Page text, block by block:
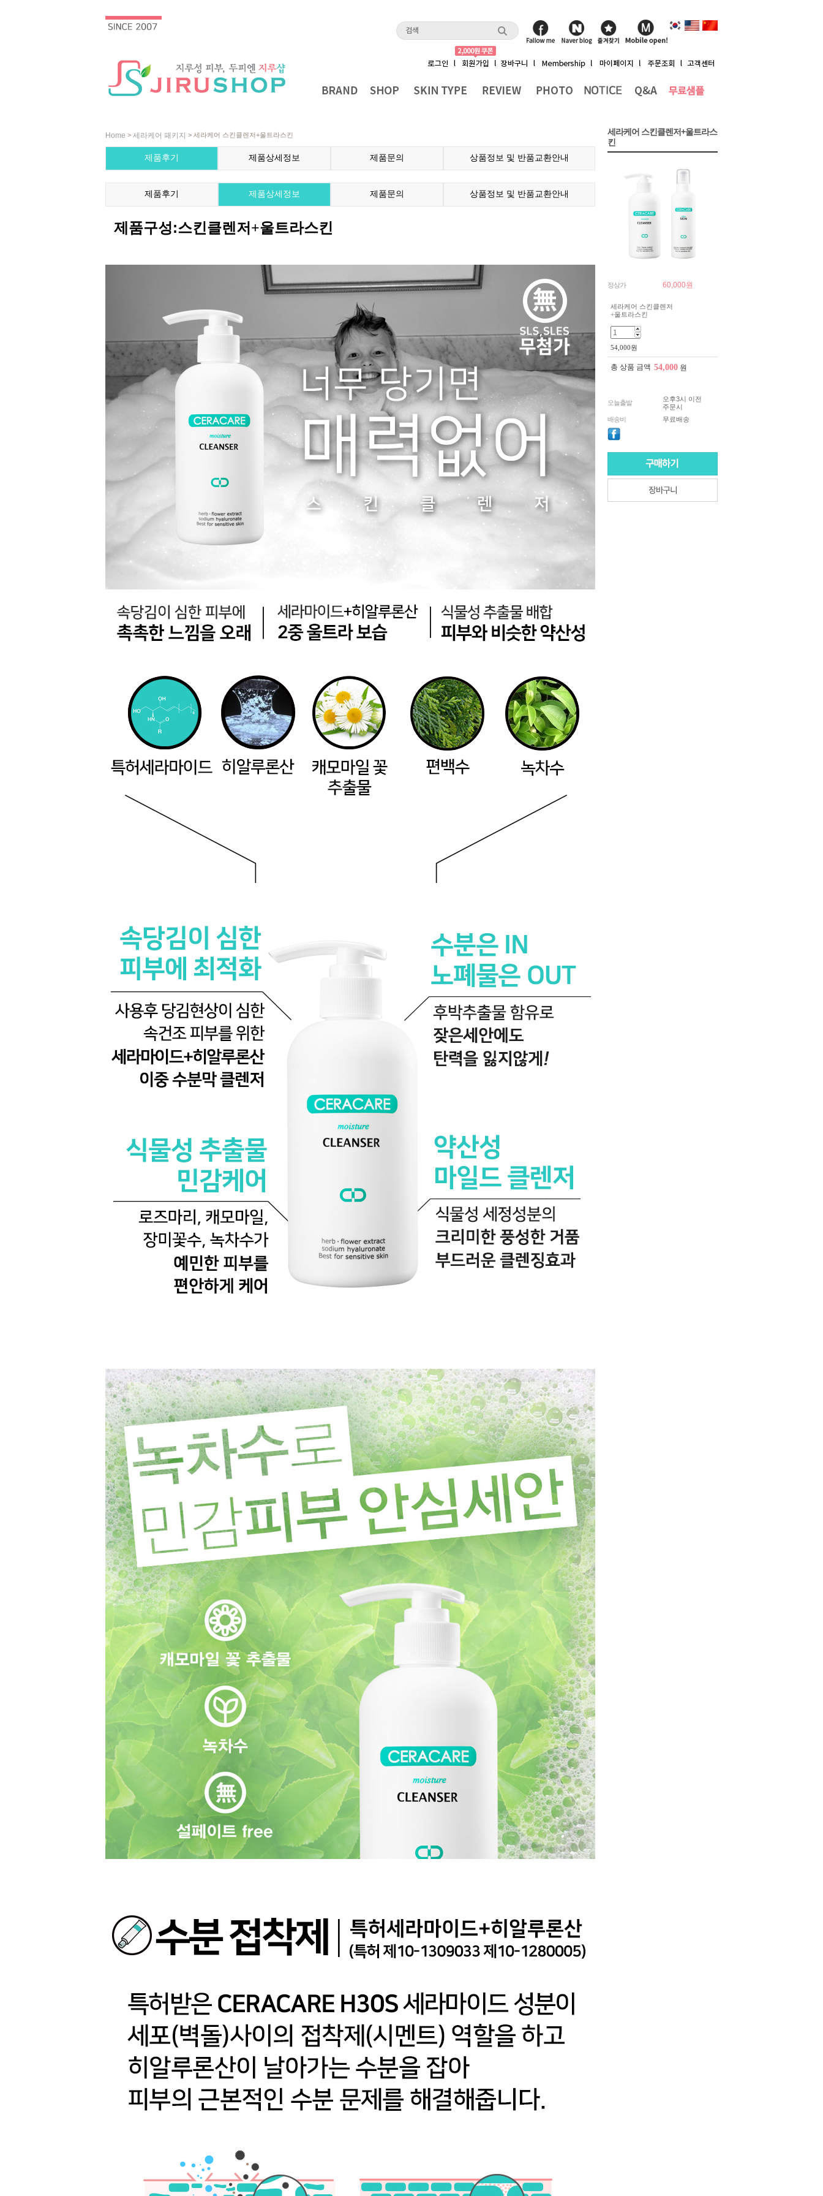
Home > 세라케어 패키지 > 세라케어 스킨클렌저+울트라스킨
제품후기 제품상세정보 제품문의 상품정보 및 반품교환안내
제품후기 제품상세정보 제품문의 상품정보 및 반품교환안내
제품구성:스킨클렌저+울트라스킨
세라케어 스킨클렌저+울트라스
킨
정상가 60,000원
세라케어 스킨클렌저
+울트라스킨
54,000원
총 상품 금액 54,000 원
오늘출발
오후3시 이전
주문시
배송비
무료배송